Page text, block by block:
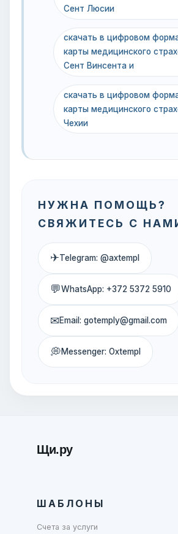
Сент Люсии
скачать в цифровом
карты медицинского
Сент Винсента и
скачать в цифровом
карты медицинского
Чехии
НУЖНА ПОМОЩЬ?
СВЯЖИТЕСЬ С
✈Telegram: @axtempl
💬WhatsApp: +372 5372 5910
✉Email: gotemply@gmail.com
💭Messenger: Oxtempl
Щи.ру
ШАБЛОНЫ
Счета за услуги